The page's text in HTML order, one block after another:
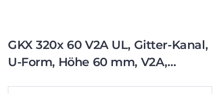
GKX 320x 60 V2A UL, Gitter-Kanal,
U-Form, Höhe 60 mm, V2A,